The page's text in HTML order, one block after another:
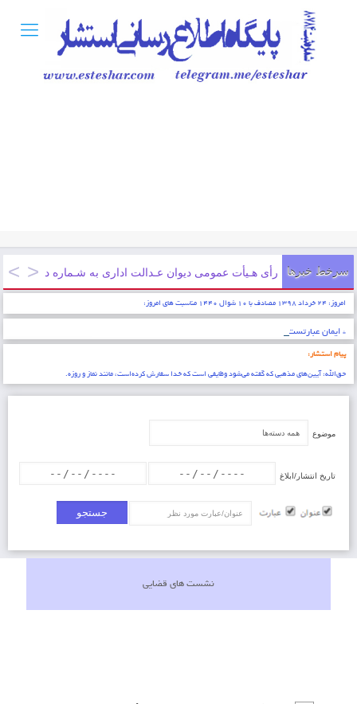
سرخط خبرها رأی هـیأت عمومی دیوان عـدالت اداری به شـماره دادنـامه ۹۷۰۹۹۷۰۹۰۵۸۱۲۱۶۳ مورخ ۱۳۹۷/۱۲/۲۱
امروز: ۲۴ خرداد ۱۳۹۸ مصادف با ۱۰ شوال ۱۴۴۰ مناسبت های امروز:
* ایمان عبارتست از شناخت قلبی اقرار کردن به زبان عمل کردن به اعضاء . پیامبر اکرم (ص)
پیام استشار:
حق‌الله: آیین‌های مذهبی که گفته می‌شود وظایفی است که خدا سفارش کرده‌است، مانند نماز و روزه.
موضوع
تاریخ انتشار/ابلاغ
نشست های قضایی